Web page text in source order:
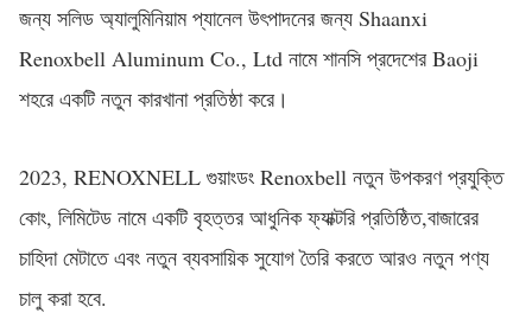
জন্য সলিড অ্যালুমিনিয়াম প্যানেল উৎপাদনের জন্য Shaanxi
Renoxbell Aluminum Co., Ltd নামে শানসি প্রদেশের Baoji
শহরে একটি নতুন কারখানা প্রতিষ্ঠা করে।
2023, RENOXNELL গুয়াংডং Renoxbell নতুন উপকরণ প্রযুক্তি
কোং, লিমিটেড নামে একটি বৃহত্তর আধুনিক ফ্যাক্টরি প্রতিষ্ঠিত,বাজারের
চাহিদা মেটাতে এবং নতুন ব্যবসায়িক সুযোগ তৈরি করতে আরও নতুন পণ্য
চালু করা হবে.